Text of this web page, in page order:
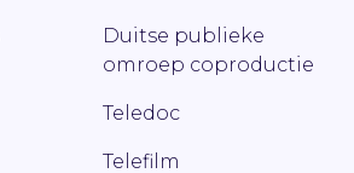
Duitse publieke
omroep coproductie
Teledoc
Telefilm